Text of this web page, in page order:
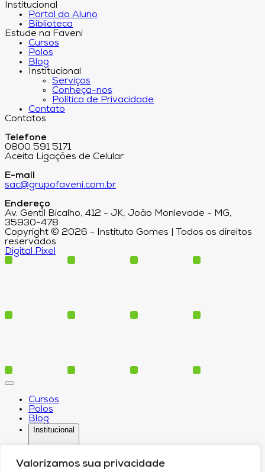
Valorizamos sua privacidade
Institucional
Portal do Aluno
Biblioteca
Estude na Faveni
Cursos
Polos
Blog
Institucional
Serviços
Conheça-nos
Política de Privacidade
Contato
Contatos
Telefone
0800 591 5171
Aceita Ligações de Celular
E-mail
sac@grupofaveni.com.br
Endereço
Av. Gentil Bicalho, 412 - JK, João Monlevade - MG,
35930-478
Copyright © 2026 - Instituto Gomes | Todos os direitos
reservados
Digital Pixel
Cursos
Polos
Blog
Institucional